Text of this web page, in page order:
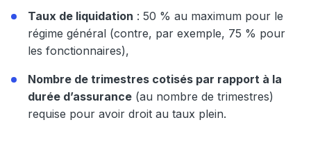
Taux de liquidation : 50 % au maximum pour le
régime général (contre, par exemple, 75 % pour
les fonctionnaires),
Nombre de trimestres cotisés par rapport à la
durée d’assurance (au nombre de trimestres)
requise pour avoir droit au taux plein.